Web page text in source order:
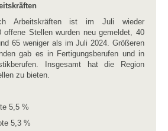
Arbeitskräften ist im Juli wieder
offene Stellen wurden neu gemeldet, 40
65 weniger als im Juli 2024. Größeren
gab es in Fertigungsberufen und in
Insgesamt hat die Region
zu bieten.
5,5 %
5,3 %